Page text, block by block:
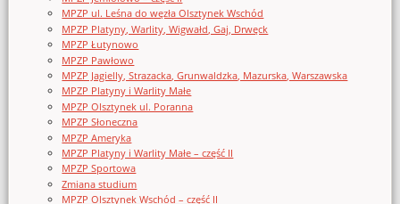
MPZP ul. Leśna do węzła Olsztynek Wschód
MPZP Platyny, Warlity, Wigwałd, Gaj, Drwęck
MPZP Łutynowo
MPZP Pawłowo
MPZP Jagielly, Strazacka, Grunwaldzka, Mazurska, Warszawska
MPZP Platyny i Warlity Małe
MPZP Olsztynek ul. Poranna
MPZP Słoneczna
MPZP Ameryka
MPZP Platyny i Warlity Małe – część II
MPZP Sportowa
Zmiana studium
MPZP Olsztynek Wschód – część II